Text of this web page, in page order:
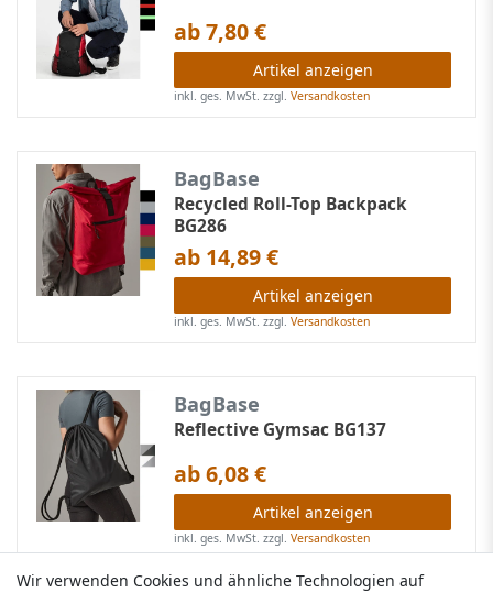
ab 7,80 €
Artikel anzeigen
inkl. ges. MwSt. zzgl.Versandkosten
BagBase
Recycled Roll-Top Backpack
BG286
ab 14,89 €
Artikel anzeigen
inkl. ges. MwSt. zzgl.Versandkosten
BagBase
Reflective Gymsac BG137
ab 6,08 €
Artikel anzeigen
inkl. ges. MwSt. zzgl.Versandkosten
Wir verwenden Cookies und ähnliche Technologien auf
Wir verwenden Cookies und ähnliche Technologien auf